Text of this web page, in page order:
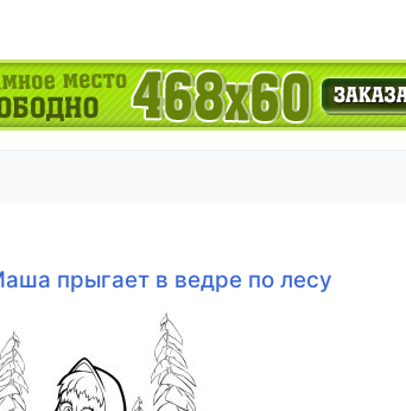
прыгает в ведре по лесу